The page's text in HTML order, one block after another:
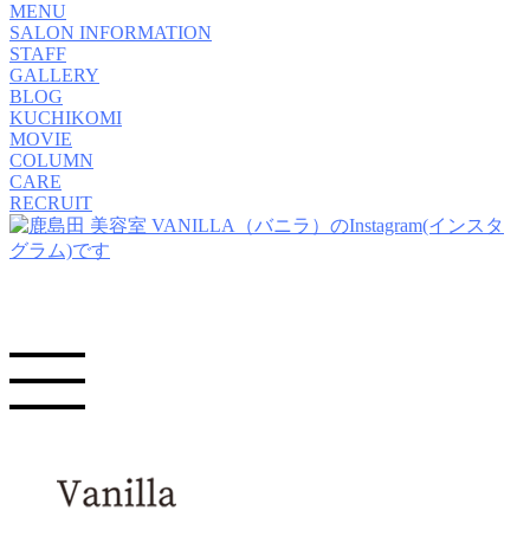
MENU
SALON INFORMATION
STAFF
GALLERY
BLOG
KUCHIKOMI
MOVIE
COLUMN
CARE
RECRUIT